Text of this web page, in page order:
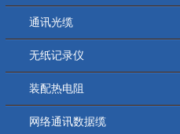
通讯光缆
无纸记录仪
装配热电阻
网络通讯数据缆